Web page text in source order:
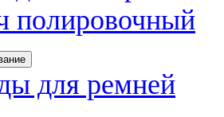
полировочный
для ремней